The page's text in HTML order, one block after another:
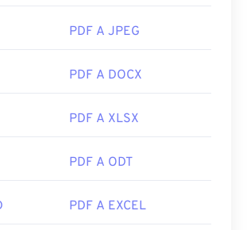
PDF A JPEG
PDF A DOCX
PDF A XLSX
PDF A ODT
PDF A EXCEL